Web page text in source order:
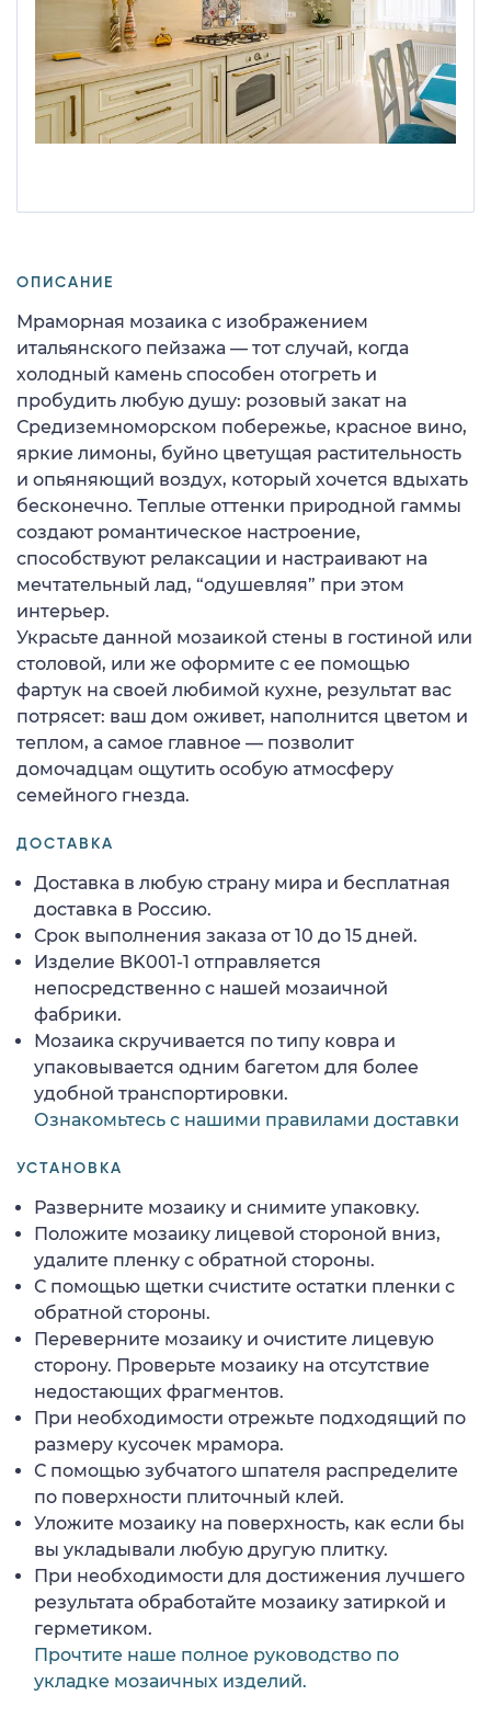
ОПИСАНИЕ
Мраморная мозаика с изображением
итальянского пейзажа — тот случай, когда
холодный камень способен отогреть и
пробудить любую душу: розовый закат на
Средиземноморском побережье, красное вино,
яркие лимоны, буйно цветущая растительность
и опьяняющий воздух, который хочется вдыхать
бесконечно. Теплые оттенки природной гаммы
создают романтическое настроение,
способствуют релаксации и настраивают на
мечтательный лад, “одушевляя” при этом
интерьер.
Украсьте данной мозаикой стены в гостиной или
столовой, или же оформите с ее помощью
фартук на своей любимой кухне, результат вас
потрясет: ваш дом оживет, наполнится цветом и
теплом, а самое главное — позволит
домочадцам ощутить особую атмосферу
семейного гнезда.
ДОСТАВКА
Доставка в любую страну мира и бесплатная
доставка в Россию.
Срок выполнения заказа от 10 до 15 дней.
Изделие BK001-1 отправляется
непосредственно с нашей мозаичной
фабрики.
Мозаика скручивается по типу ковра и
упаковывается одним багетом для более
удобной транспортировки.
Ознакомьтесь с нашими правилами доставки
УСТАНОВКА
Разверните мозаику и снимите упаковку.
Положите мозаику лицевой стороной вниз,
удалите пленку с обратной стороны.
С помощью щетки счистите остатки пленки с
обратной стороны.
Переверните мозаику и очистите лицевую
сторону. Проверьте мозаику на отсутствие
недостающих фрагментов.
При необходимости отрежьте подходящий по
размеру кусочек мрамора.
С помощью зубчатого шпателя распределите
по поверхности плиточный клей.
Уложите мозаику на поверхность, как если бы
вы укладывали любую другую плитку.
При необходимости для достижения лучшего
результата обработайте мозаику затиркой и
герметиком.
Прочтите наше полное руководство по
укладке мозаичных изделий.